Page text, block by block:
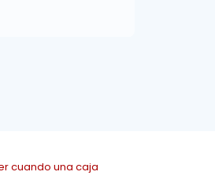
cuando una caja